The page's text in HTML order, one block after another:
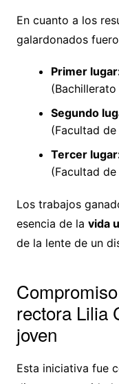
En cuanto a los
galardonados
Primer
Segundo
(Facultad
Tercer
(Facultad
Los trabajos
esencia de la vida
de la lente de un
rectora Lilia
joven
Esta iniciativa fue